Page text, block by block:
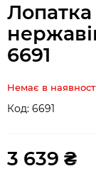
Лопатка
6691
Немає в
Код: 6691
3 639 ₴